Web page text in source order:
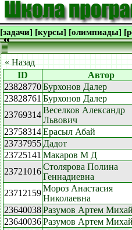
[задачи] [курсы] [олимпиады]
« Назад
ID Автор
23828770Бурхонов Далер
23828761 Бурхонов Далер
23769314Веселков Александр
Львович
23758314Ерасыл Абай
23737955 Дадот
23725141 Макаров М Д
23721016Столярова Полина
Геннадиевна
23712159Мороз Анастасия
Николаевна
23640038Разумов Артем
23640036Разумов Артем